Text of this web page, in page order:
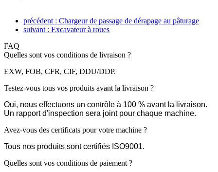
précédent : Chargeur de passage de dérapage au pâturage
suivant : Excavateur à roues
FAQ
Quelles sont vos conditions de livraison ?
EXW, FOB, CFR, CIF, DDU/DDP.
Testez-vous tous vos produits avant la livraison ?
Oui, nous effectuons un contrôle à 100 % avant la livraison.
Un rapport d'inspection sera joint pour chaque machine.
Avez-vous des certificats pour votre machine ?
Tous nos produits sont certifiés ISO9001.
Quelles sont vos conditions de paiement ?